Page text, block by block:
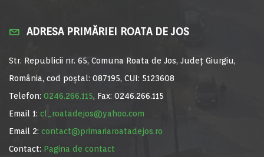
ADRESA PRIMĂRIEI ROATA DE JOS
Str. Republicii nr. 65, Comuna Roata de Jos, Județ Giurgiu,
România, cod poștal: 087195, CUI: 5123608
Telefon: 0246.266.115, Fax: 0246.266.115
Email 1: cl_roatadejos@yahoo.com
Email 2: contact@primariaroatadejos.ro
Contact: Pagina de contact